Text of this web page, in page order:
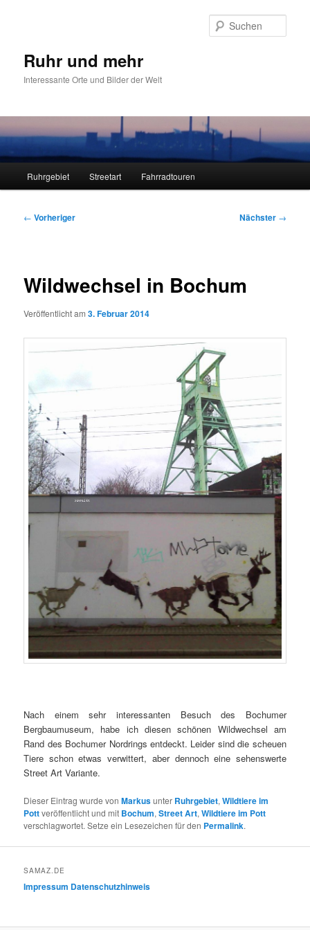
Ruhr und mehr
Interessante Orte und Bilder der Welt
Ruhrgebiet Streetart Fahrradtouren
Beitragsnavigation
← Vorheriger Nächster →
Wildwechsel in Bochum
Veröffentlicht am3. Februar 2014
Nach einem sehr interessanten Besuch des Bochumer
Bergbaumuseum, habe ich diesen schönen Wildwechsel am
Rand des Bochumer Nordrings entdeckt. Leider sind die scheuen
Tiere schon etwas verwittert, aber dennoch eine sehenswerte
Street Art Variante.
Dieser Eintrag wurde vonMarkusunter Ruhrgebiet,Wildtiere im
Pottveröffentlicht und mit Bochum,Street Art,Wildtiere im Pott
verschlagwortet. Setze ein Lesezeichen für den Permalink.
SAMAZ.DE
Impressum Datenschutzhinweis